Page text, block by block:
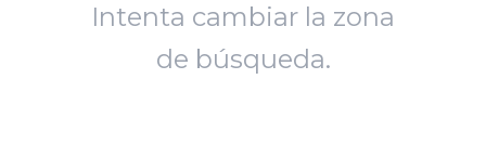
Intenta cambiar la zona
de búsqueda.